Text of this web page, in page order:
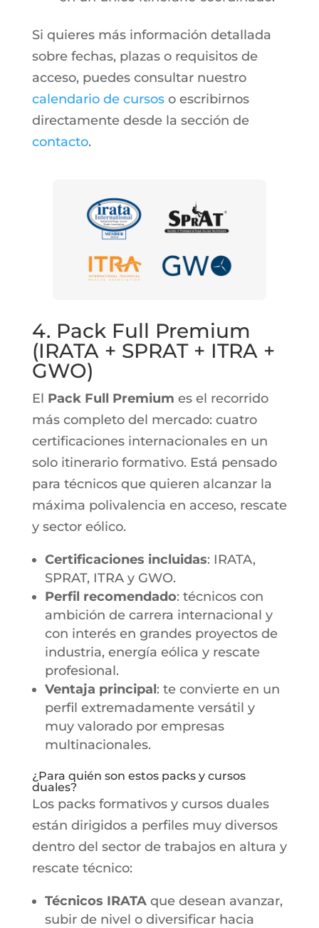
Si quieres más información detallada
sobre fechas, plazas o requisitos de
acceso, puedes consultar nuestro
calendario de cursoso escribirnos
directamente desde la sección de
contacto.
4. Pack Full Premium
(IRATA + SPRAT + ITRA +
GWO)
El Pack Full Premium es el recorrido
más completo del mercado: cuatro
certificaciones internacionales en un
solo itinerario formativo. Está pensado
para técnicos que quieren alcanzar la
máxima polivalencia en acceso, rescate
y sector eólico.
Certificaciones incluidas: IRATA,
SPRAT, ITRA y GWO.
Perfil recomendado: técnicos con
ambición de carrera internacional y
con interés en grandes proyectos de
industria, energía eólica y rescate
profesional.
Ventaja principal: te convierte en un
perfil extremadamente versátil y
muy valorado por empresas
multinacionales.
¿Para quién son estos packs y cursos
duales?
Los packs formativos y cursos duales
están dirigidos a perfiles muy diversos
dentro del sector de trabajos en altura y
rescate técnico:
Técnicos IRATAque desean avanzar,
subir de nivel o diversificar hacia